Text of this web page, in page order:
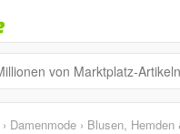
› Damenmode › Blusen, Hemden